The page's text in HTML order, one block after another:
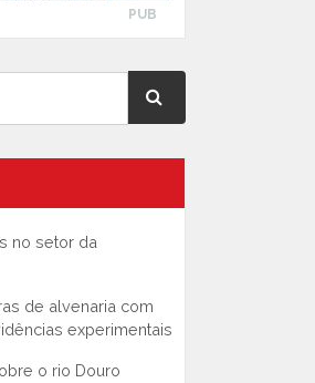
PUB
no setor da
de alvenaria com
experimentais
o rio Douro